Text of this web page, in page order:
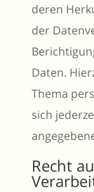
deren
der
Daten.
Thema
sich
Recht